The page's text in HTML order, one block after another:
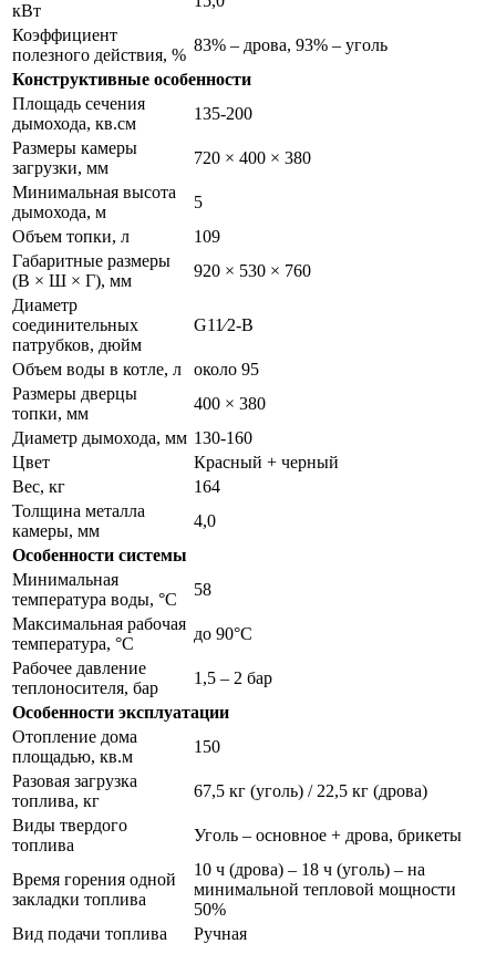
кВт
Коэффициент
полезного действия, %
83% – дрова, 93% – уголь
Конструктивные особенности
Площадь сечения
дымохода, кв.см
135-200
Размеры камеры
загрузки, мм
720 × 400 × 380
Минимальная высота
дымохода, м
5
Объем топки, л
109
Габаритные размеры
(В × Ш × Г), мм
920 × 530 × 760
Диаметр
соединительных
патрубков, дюйм
G11⁄2-B
Объем воды в котле, л
около 95
Размеры дверцы
топки, мм
400 × 380
Диаметр дымохода, мм 130-160
Цвет
Красный + черный
Вес, кг
164
Толщина металла
камеры, мм
4,0
Особенности системы
Минимальная
температура воды, °С
58
Максимальная рабочая
температура, °С
до 90°С
Рабочее давление
теплоносителя, бар
1,5 – 2 бар
Особенности эксплуатации
Отопление дома
площадью, кв.м
150
Разовая загрузка
топлива, кг
67,5 кг (уголь) / 22,5 кг (дрова)
Виды твердого
топлива
Уголь – основное + дрова, брикеты
Время горения одной
закладки топлива
10 ч (дрова) – 18 ч (уголь) – на
минимальной тепловой мощности
50%
Вид подачи топлива
Ручная